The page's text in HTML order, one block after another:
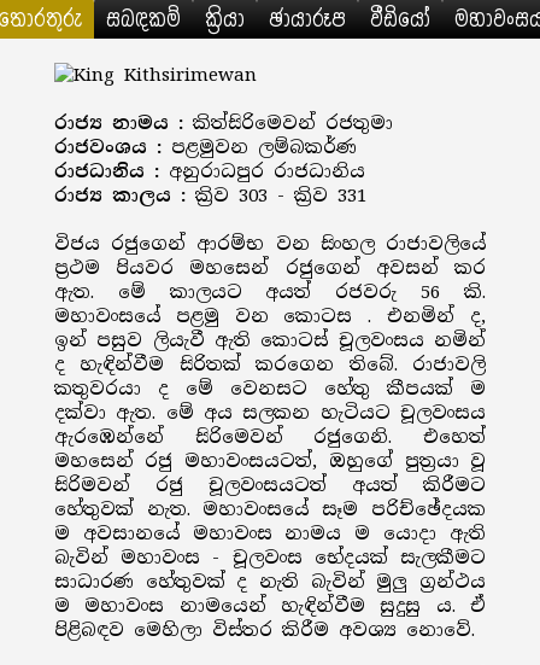
සබඳකම් ක්‍රියා ඡායාරූප වීඩියෝ
රාජ්‍ය නාමය : කිත්සිරිමෙවන් රජතුමා
රාජවංශය : පළමුවන ලම්බකර්ණ
රාජධානිය : අනුරාධපුර රාජධානිය
රාජ්‍ය කාලය : ක්‍රිව 303 - ක්‍රිව 331
විජය රජුගෙන් ආරම්භ වන සිංහල රාජාවලියේ
ප්‍රථම පියවර මහසෙන් රජුගෙන් අවසන් කර
ඇත. මේ කාලයට අයත් රජවරු 56 කි.
මහාවංසයේ පළමු වන කොටස . එනමින් ද,
ඉන් පසුව ලියැවී ඇති කොටස් චූලවංසය නමින්
ද හැඳින්වීම සිරිතක් කරගෙන තිබේ. රාජාවලි
කතුවරයා ද මේ වෙනසට හේතු කීපයක් ම
දක්වා ඇත. මේ අය සලකන හැටියට චූලවංසය
ඇරඹෙන්නේ සිරිමෙවන් රජුගෙනි. එහෙත්
මහසෙන් රජු මහාවංසයටත්, ඔහුගේ පුත්‍රයා වූ
සිරිමවන් රජු චූලවංසයටත් අයත් කිරීමට
හේතුවක් නැත. මහාවංසයේ සෑම පරිච්ඡේදයක
ම අවසානයේ මහාවංස නාමය ම යොදා ඇති
බැවින් මහාවංස - චූලවංස භේදයක් සැලකීමට
සාධාරණ හේතුවක් ද නැති බැවින් මුලු ග්‍රන්ථය
ම මහාවංස නාමයෙන් හැඳින්වීම සුදුසු ය. ඒ
පිළිබඳව මෙහිලා විස්තර කිරීම අවශ්‍ය නොවේ.